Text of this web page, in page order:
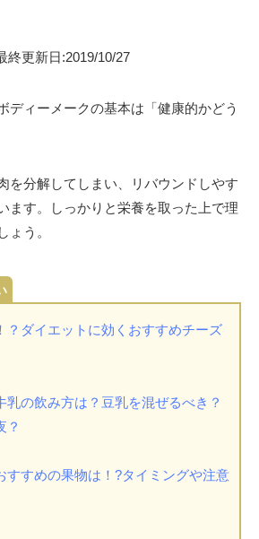
更新日:2019/10/27
ディーメークの基本は「健康的かどう
を分解してしまい、リバウンドしやす
ます。しっかりと栄養を取った上で理
ょう。
？ダイエットに効くおすすめチーズ
乳の飲み方は？豆乳を混ぜるべき？
？
すすめの果物は！?タイミングや注意